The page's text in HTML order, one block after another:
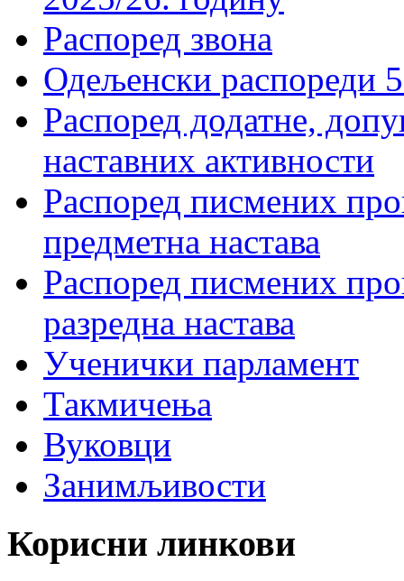
Распоред звона
Одељенски распореди
Распоред додатне,
наставних активности
Распоред писмених
предметна настава
Распоред писмених
разредна настава
Ученички парламент
Такмичења
Вуковци
Занимљивости
Корисни линкови